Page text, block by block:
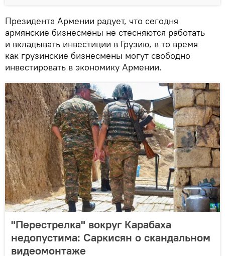
Президента Армении радует, что сегодня
армянские бизнесмены не стесняются работать
и вкладывать инвестиции в Грузию, в то время
как грузинские бизнесмены могут свободно
инвестировать в экономику Армении.
"Перестрелка" вокруг Карабаха
недопустима: Саркисян о скандальном
видеомонтаже